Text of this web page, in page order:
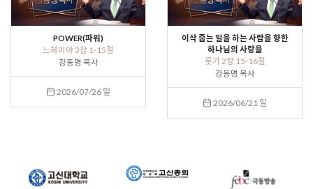
POWER(파워)
느헤미야 3장 1-15절
강동명 목사
2026/07/26 일
이삭 줍는 일을 하는 사람을 향한
하나님의 사랑을
룻기 2장 15-16절
강동명 목사
2026/06/21 일